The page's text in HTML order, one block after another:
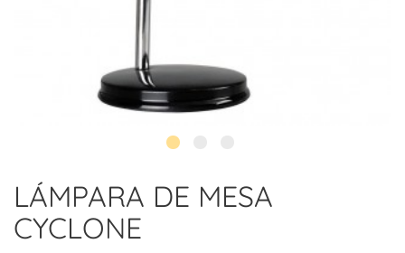
LÁMPARA DE MESA
CYCLONE